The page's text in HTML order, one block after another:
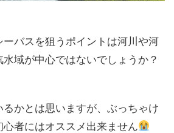
バスを狙うポイントは河川や河
域が中心ではないでしょうか？
かとは思いますが、ぶっちゃけ
者にはオススメ出来ません